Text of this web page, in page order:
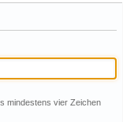
mindestens vier Zeichen